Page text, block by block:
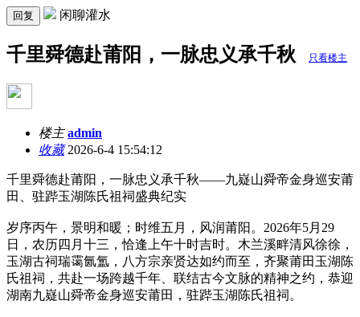
回复 闲聊灌水
千里舜德赴莆阳，一脉忠义承千秋 只看楼主
楼主 admin
收藏2026-6-4 15:54:12
千里舜德赴莆阳，一脉忠义承千秋——九嶷山舜帝金身巡安莆
田、驻跸玉湖陈氏祖祠盛典纪实
岁序丙午，景明和暖；时维五月，风润莆阳。2026年5月29
日，农历四月十三，恰逢上午十时吉时。木兰溪畔清风徐徐，
玉湖古祠瑞霭氤氲，八方宗亲贤达如约而至，齐聚莆田玉湖陈
氏祖祠，共赴一场跨越千年、联结古今文脉的精神之约，恭迎
湖南九嶷山舜帝金身巡安莆田，驻跸玉湖陈氏祖祠。